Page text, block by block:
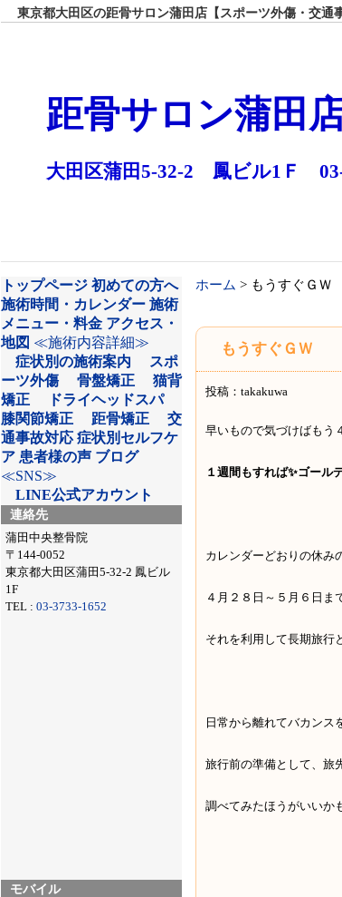
東京都大田区の距骨サロン蒲田店【スポーツ外傷・交通
距骨サロン蒲田
大田区蒲田5-32-2 鳳ビル1Ｆ 03-
トップページ 初めての方へ
施術時間・カレンダー 施術
メニュー・料金 アクセス・
地図 ≪施術内容詳細≫
症状別の施術案内
スポ
ーツ外傷
骨盤矯正
猫背
矯正
ドライヘッドスパ
膝関節矯正
距骨矯正
交
通事故対応 症状別セルフケ
ア 患者様の声 ブログ
≪SNS≫
LINE公式アカウント
連絡先
蒲田中央整骨院
〒144-0052
東京都大田区蒲田5-32-2 鳳ビル
1F
TEL : 03-3733-1652
モバイル
ホーム > もうすぐＧＷ
もうすぐＧＷ
投稿：takakuwa
早いもので気づけばもう
１週間もすれば✨ゴール
カレンダーどおりの休み
４月２８日～５月６日ま
それを利用して長期旅行
日常から離れてバカンス
旅行前の準備として、旅
調べてみたほうがいいか